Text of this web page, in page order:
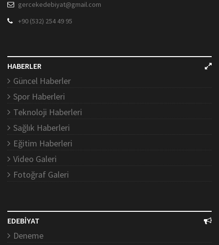
gercekedebiyat@gmail.com
+90 (532) 254 49 95
HABERLER
Güncel Haberler
Spor Haberleri
Teknoloji Haberleri
Sağlık Haberleri
Eğitim Haberleri
Video Galeri
Fotoğraf Galeri
EDEBİYAT
Deneme